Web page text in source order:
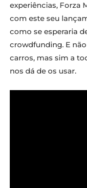
experiências, Forza
com este seu
como se esperaria
crowdfunding. E
carros, mas sim a
nos dá de os usar.